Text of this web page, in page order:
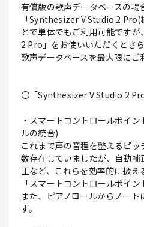
有償版の歌声データベースの場
「Synthesizer V Studio 2
とで単体でもご利用可能です
2 Pro」をお使いいただくとさ
歌声データベースを最大限にご
〇「Synthesizer V Studio 2
・スマートコントロールポイ
ルの統合)
これまで声の音程を整えるピ
数存在していましたが、自動
正など、これらを効率的に扱
「スマートコントロールポイン
また、ピアノロールからノート
す。